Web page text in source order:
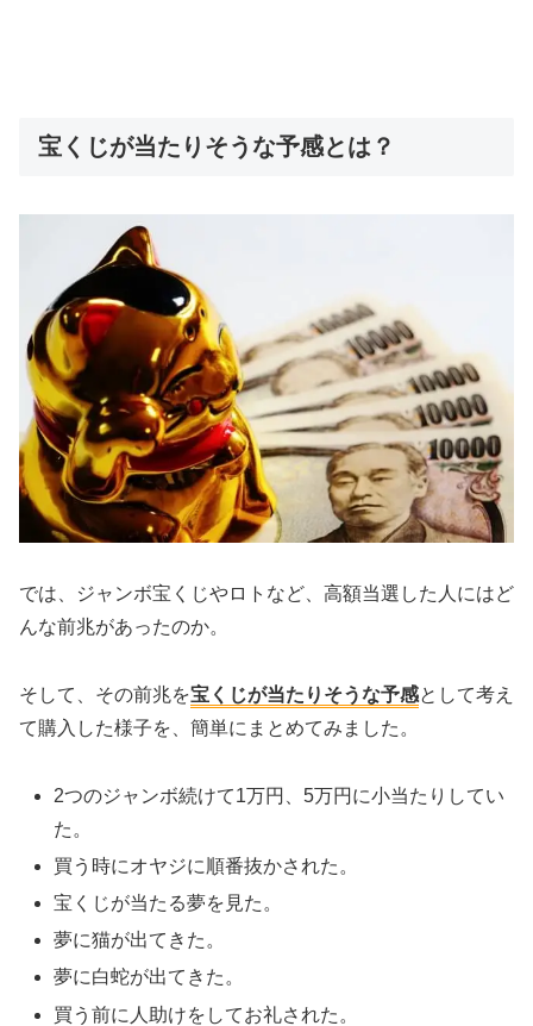
宝くじが当たりそうな予感とは？
では、ジャンボ宝くじやロトなど、高額当選した人にはど
んな前兆があったのか。
そして、その前兆を宝くじが当たりそうな予感として考え
て購入した様子を、簡単にまとめてみました。
2つのジャンボ続けて1万円、5万円に小当たりしてい
た。
買う時にオヤジに順番抜かされた。
宝くじが当たる夢を見た。
夢に猫が出てきた。
夢に白蛇が出てきた。
買う前に人助けをしてお礼された。